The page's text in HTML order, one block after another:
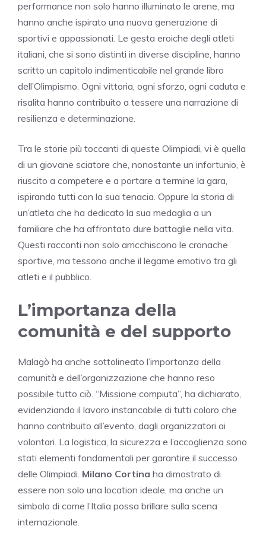
performance non solo hanno illuminato le arene, ma
hanno anche ispirato una nuova generazione di
sportivi e appassionati. Le gesta eroiche degli atleti
italiani, che si sono distinti in diverse discipline, hanno
scritto un capitolo indimenticabile nel grande libro
dell’Olimpismo. Ogni vittoria, ogni sforzo, ogni caduta e
risalita hanno contribuito a tessere una narrazione di
resilienza e determinazione.
Tra le storie più toccanti di queste Olimpiadi, vi è quella
di un giovane sciatore che, nonostante un infortunio, è
riuscito a competere e a portare a termine la gara,
ispirando tutti con la sua tenacia. Oppure la storia di
un’atleta che ha dedicato la sua medaglia a un
familiare che ha affrontato dure battaglie nella vita.
Questi racconti non solo arricchiscono le cronache
sportive, ma tessono anche il legame emotivo tra gli
atleti e il pubblico.
L’importanza della
comunità e del supporto
Malagò ha anche sottolineato l’importanza della
comunità e dell’organizzazione che hanno reso
possibile tutto ciò. “Missione compiuta”, ha dichiarato,
evidenziando il lavoro instancabile di tutti coloro che
hanno contribuito all’evento, dagli organizzatori ai
volontari. La logistica, la sicurezza e l’accoglienza sono
stati elementi fondamentali per garantire il successo
delle Olimpiadi. Milano Cortina ha dimostrato di
essere non solo una location ideale, ma anche un
simbolo di come l’Italia possa brillare sulla scena
internazionale.